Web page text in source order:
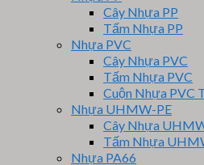
Cây Nhựa PP
Tấm Nhựa PP
Nhựa PVC
Cây Nhựa PVC
Tấm Nhựa PVC
Cuộn Nhựa PVC
Nhựa UHMW-PE
Cây Nhựa
Tấm Nhựa
Nhựa PA66